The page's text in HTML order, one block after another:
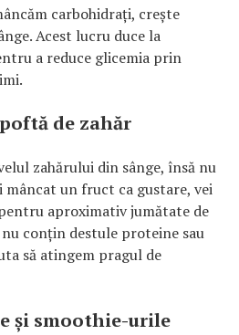
carbohidrați, crește
Acest lucru duce la
a reduce glicemia prin
de zahăr
zahărului din sânge, însă nu
mâncat un fruct ca gustare, vei
aproximativ jumătate de
conțin destule proteine sau
să atingem pragul de
și smoothie-urile